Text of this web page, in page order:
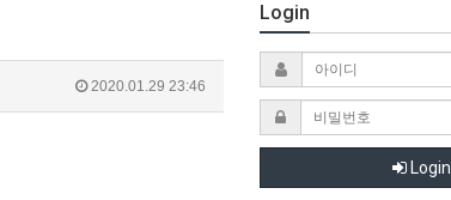
2020.01.29 23:46
Login
Login